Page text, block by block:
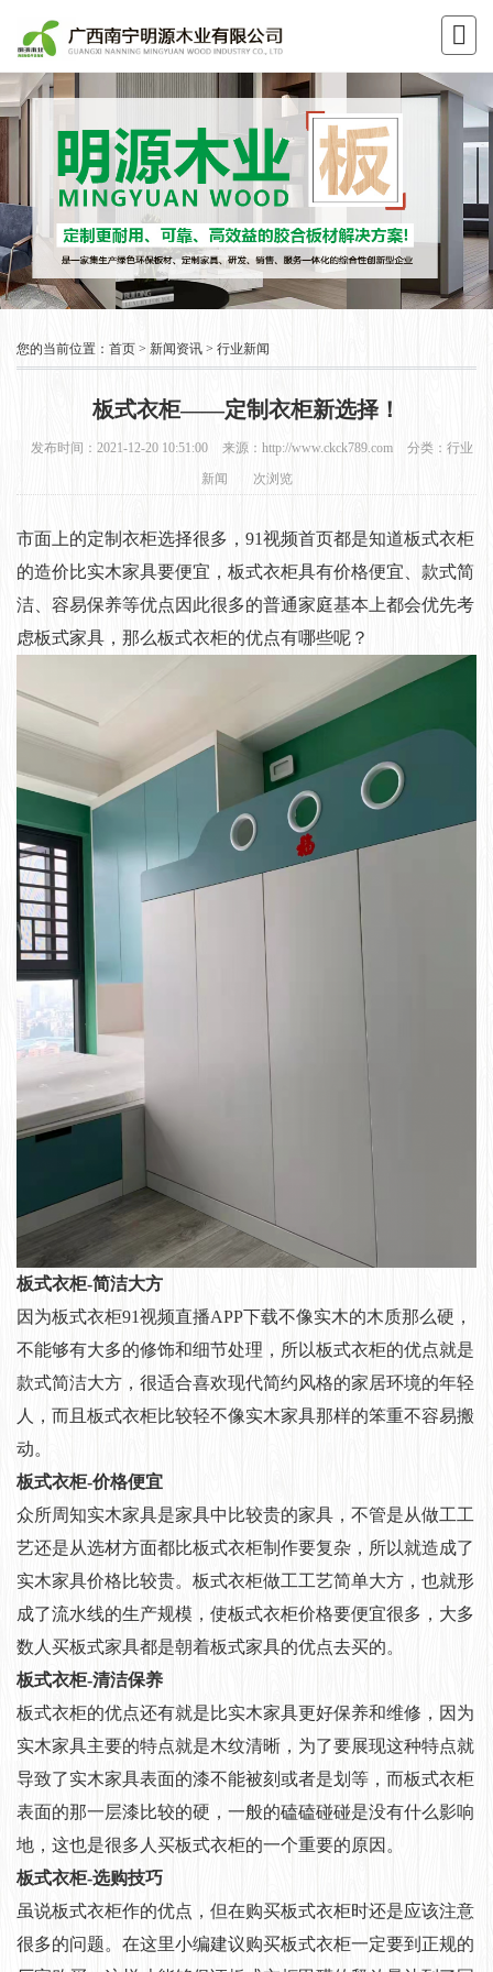
您的当前位置： 首页 > 新闻资讯 > 行业新闻
板式衣柜——定制衣柜新选择！
发布时间：2021-12-20 10:51:00 来源：http://www.ckck789.com 分类： 行业
新闻
次浏览
市面上的定制衣柜选择很多，91视频首页都是知道板式衣柜
的造价比实木家具要便宜，板式衣柜具有价格便宜、款式简
洁、容易保养等优点因此很多的普通家庭基本上都会优先考
虑板式家具，那么板式衣柜的优点有哪些呢？
板式衣柜-简洁大方
因为板式衣柜91视频直播APP下载不像实木的木质那么硬，
不能够有大多的修饰和细节处理，所以板式衣柜的优点就是
款式简洁大方，很适合喜欢现代简约风格的家居环境的年轻
人，而且板式衣柜比较轻不像实木家具那样的笨重不容易搬
动。
板式衣柜-价格便宜
众所周知实木家具是家具中比较贵的家具，不管是从做工工
艺还是从选材方面都比板式衣柜制作要复杂，所以就造成了
实木家具价格比较贵。板式衣柜做工工艺简单大方，也就形
成了流水线的生产规模，使板式衣柜价格要便宜很多，大多
数人买板式家具都是朝着板式家具的优点去买的。
板式衣柜-清洁保养
板式衣柜的优点还有就是比实木家具更好保养和维修，因为
实木家具主要的特点就是木纹清晰，为了要展现这种特点就
导致了实木家具表面的漆不能被刻或者是划等，而板式衣柜
表面的那一层漆比较的硬，一般的磕磕碰碰是没有什么影响
地，这也是很多人买板式衣柜的一个重要的原因。
板式衣柜-选购技巧
虽说板式衣柜作的优点，但在购买板式衣柜时还是应该注意
很多的问题。在这里小编建议购买板式衣柜一定要到正规的